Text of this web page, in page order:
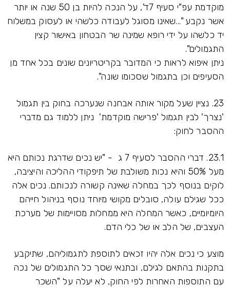
מוקדמת עפ"י סעיף 7ד', על הנכה להיות בן 50 שנה או יותר
אשר נקבע "...שאינו מסוגל לעבודה כלשהי או לעסוק במשלוח
יד כלשהו על ידי רופא שמינה שר הבטחון באישור קצין
התגמולים".
ניתן איפוא לראות כי המדובר בקריטריונים שונים בכל אחד מן
הסעיפים וכן בתגמול שסכומו שונה".
23. נציין שעל מקור אותה אבחנה שנערכה בחוק בין תגמול
'נצרך' לבין תגמול 'פרישה מוקדמת' ניתן ללמוד גם מדברי
ההסבר לחוק:
23.1. דברי ההסבר לסעיף 7 ג - "יש נכים שדרגת נכותם היא
מעל 50% והיא נכות משולבת של תיפקודי ההליכה והיציבה,
לוקים בנוסף לכך במחלה שאינה קשורה לנכותם. נכים אלה
ככל שגילם עולה, סובלים מקושי מיוחד נוסף בניהול חייהם
היומיומיים, כאשר המחלה היא ממחלות מסויימות של מערכת
העצבים, של הלב או של כלי הדם.
מוצע כי נכים אלה יהיו זכאים לתוספת לתגמוליהם, שתיקבע
בתקנות בהתאם לגילם, ובתנאי שסך כל התגמולים של נכה
עם התוספות האחרות לפי החוק, לא יעלה על "השכר